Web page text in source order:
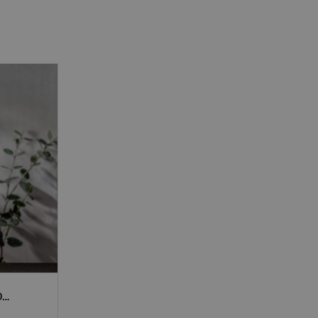
Multifunktionell portabel LED-bordslampa